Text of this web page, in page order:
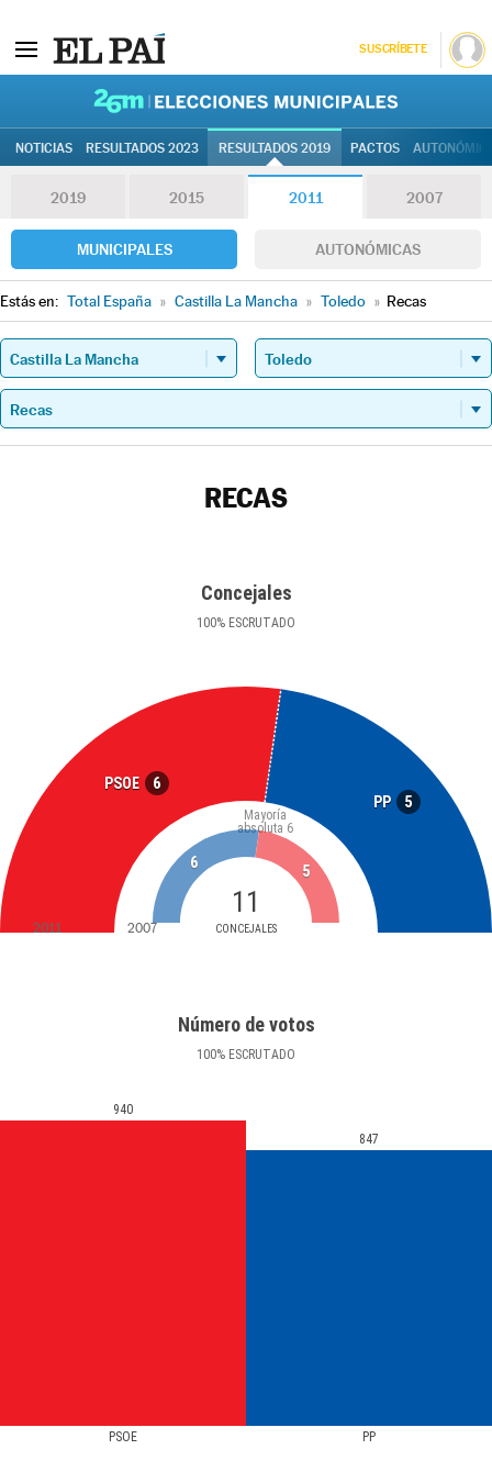
SUSCRÍBETE
NOTICIAS RESULTADOS 2023 RESULTADOS 2019 PACTOS
2019 2015 2011 2007
MUNICIPALES AUTONÓMICAS
Estás en: Total España » Castilla La Mancha » Toledo » Recas
RECAS
Concejales
100% ESCRUTADO
PSOE 6
PP 5
11
CONCEJALES
Mayoría
absoluta 6
6 5
2011 2007
Número de votos
100% ESCRUTADO
PSOE PP
940
847